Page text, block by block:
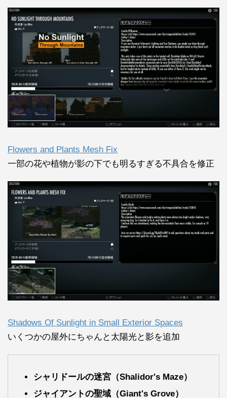
Flowers and Plants Mesh Fix
一部の花や植物が影の下でも明るすぎる不具合を修正
Shadows Of Sunlight in Small Exterior Spaces
いくつかの屋外にちゃんと太陽光と影を追加
シャリドールの迷宮（Shalidor's Maze）
ジャイアントの聖域（Giant's Grove）